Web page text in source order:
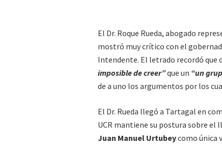
El Dr. Roque Rueda, abogado
mostró muy crítico con el
Intendente. El letrado recordó que
imposible de creer”que un “un
de a uno los argumentos por los
El Dr. Rueda llegó a Tartagal en
UCR mantiene su postura sobre el
Juan Manuel Urtubeycomo única